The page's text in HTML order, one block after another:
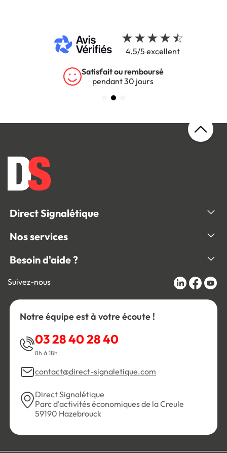
4.5/5 excellent
Garantie 5 ans
sur tous nos produits
Direct Signalétique
Nos services
Besoin d'aide ?
Suivez-nous
Notre équipe est à votre écoute !
03 28 40 28 40
8h à 18h
contact@direct-signaletique.com
Direct Signalétique
Parc d'activités économiques de la Creule
59190 Hazebrouck